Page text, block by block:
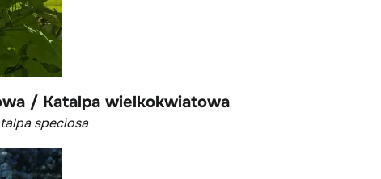
/ Katalpa wielkokwiatowa
speciosa